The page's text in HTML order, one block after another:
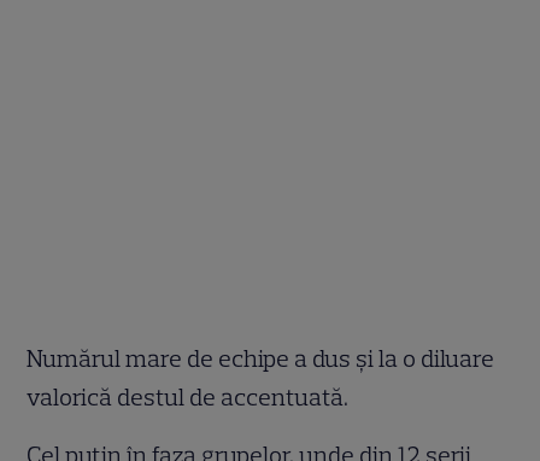
Numărul mare de echipe a dus și la o diluare
valorică destul de accentuată.
Cel puțin în faza grupelor, unde din 12 serii